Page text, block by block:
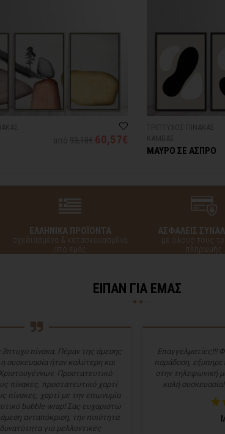
60,57€
ΜΑΥΡΟ ΣΕ ΑΣΠΡΟ
ΕΛΛΗΝΙΚΑ ΠΡΟΪΟΝΤΑ
σχεδιασμένα & κατασκευασμένα
από εμάς
ΑΣΦΑΛΕΙΣ
με όλους τους
πληρωμής
ΕΙΠΑΝ ΓΙΑ ΕΜΑΣ
πίνακα. Πέραν της άμεσης
συσκευασία ήταν καλύτερη και
Προστατευτικό
πίνακες, προστατευτικό χαρτί
πίνακες, χαρτί με την επωνυμία
bubble wrap! Σας ευχαριστώ
ανταπόκριση, την ποιότητα
για μελλοντικές
Επαγγελματίες!!!
παράδοση,
στην τηλεφωνική
καλή